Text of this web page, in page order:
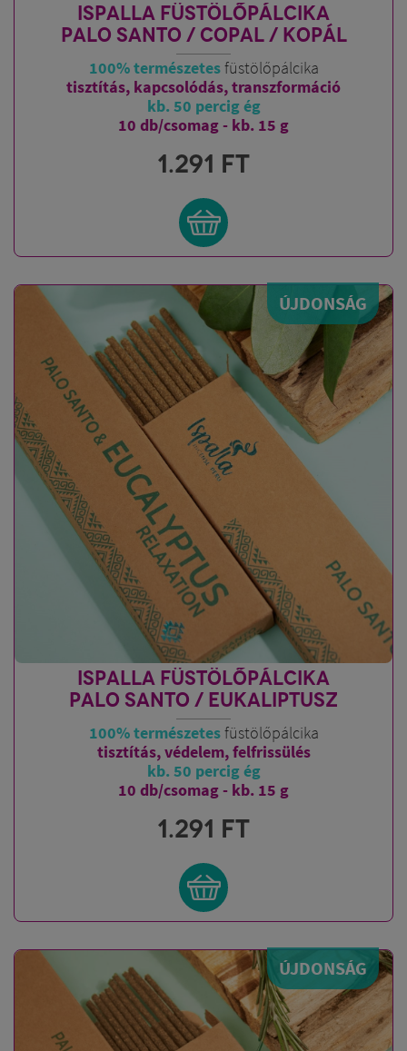
ISPALLA FÜSTÖLŐPÁLCIKA
PALO SANTO / COPAL / KOPÁL
100% természetesfüstölőpálcika
tisztítás, kapcsolódás, transzformáció
kb. 50 percig ég
10 db/csomag - kb. 15 g
1.291 FT
ÚJDONSÁG
ISPALLA FÜSTÖLŐPÁLCIKA
PALO SANTO / EUKALIPTUSZ
100% természetesfüstölőpálcika
tisztítás, védelem, felfrissülés
kb. 50 percig ég
10 db/csomag - kb. 15 g
1.291 FT
ÚJDONSÁG